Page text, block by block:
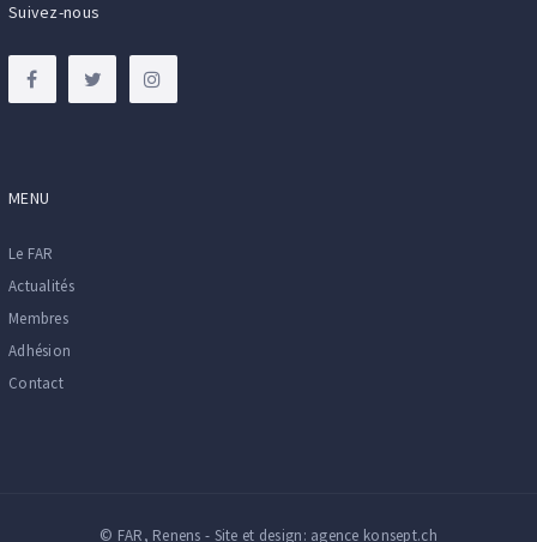
Suivez-nous
MENU
Le FAR
Actualités
Membres
Adhésion
Contact
© FAR, Renens - Site et design: agence konsept.ch